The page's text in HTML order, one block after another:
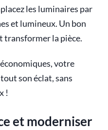
les luminaires par
et lumineux. Un bon
transformer la pièce.
votre
son éclat, sans
!
et moderniser